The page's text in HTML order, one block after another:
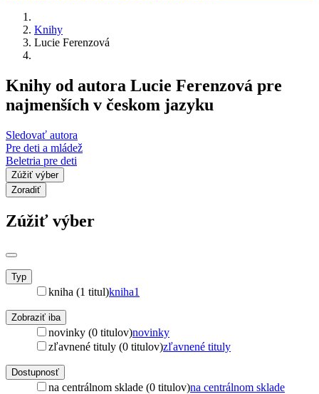
Knihy
Lucie Ferenzová
Knihy od autora Lucie Ferenzová pre
najmenších v českom jazyku
Sledovať autora
Pre deti a mládež
Beletria pre deti
Zúžiť výber
Zoradiť
Zúžiť výber
Typ
kniha (1 titul)kniha1
Zobraziť iba
novinky (0 titulov)novinky
zľavnené tituly (0 titulov)zľavnené tituly
Dostupnosť
na centrálnom sklade (0 titulov)na centrálnom sklade